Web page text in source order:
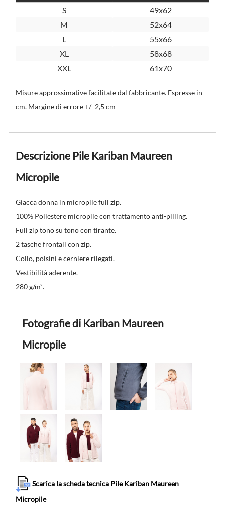
S
49x62
M
52x64
L
55x66
XL
58x68
XXL
61x70
Misure approssimative facilitate dal fabbricante. Espresse in
cm. Margine di errore +/- 2,5 cm
Descrizione Pile Kariban Maureen
Micropile
Giacca donna in micropile full zip.
100% Poliestere micropile con trattamento anti-pilling.
Full zip tono su tono con tirante.
2 tasche frontali con zip.
Collo, polsini e cerniere rilegati.
Vestibilità aderente.
280 g/m².
Fotografie di Kariban Maureen
Micropile
Scarica la scheda tecnica Pile Kariban Maureen
Micropile